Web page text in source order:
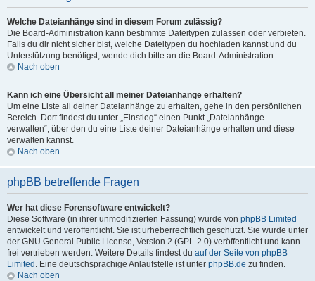
Welche Dateianhänge sind in diesem Forum zulässig?
Die Board-Administration kann bestimmte Dateitypen zulassen oder verbieten.
Falls du dir nicht sicher bist, welche Dateitypen du hochladen kannst und du
Unterstützung benötigst, wende dich bitte an die Board-Administration.
Nach oben
Kann ich eine Übersicht all meiner Dateianhänge erhalten?
Um eine Liste all deiner Dateianhänge zu erhalten, gehe in den persönlichen
Bereich. Dort findest du unter „Einstieg“ einen Punkt „Dateianhänge
verwalten“, über den du eine Liste deiner Dateianhänge erhalten und diese
verwalten kannst.
Nach oben
phpBB betreffende Fragen
Wer hat diese Forensoftware entwickelt?
Diese Software (in ihrer unmodifizierten Fassung) wurde von phpBB Limited
entwickelt und veröffentlicht. Sie ist urheberrechtlich geschützt. Sie wurde unter
der GNU General Public License, Version 2 (GPL-2.0) veröffentlicht und kann
frei vertrieben werden. Weitere Details findest du auf der Seite von phpBB
Limited . Eine deutschsprachige Anlaufstelle ist unter phpBB.de zu finden.
Nach oben